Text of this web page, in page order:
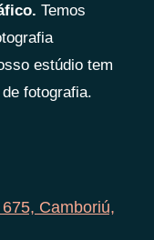
Temos
estúdio tem
fotografia.
Camboriú,